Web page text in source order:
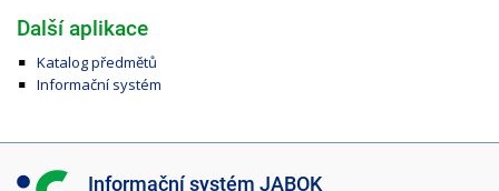
Další aplikace
Katalog předmětů
Informační systém
I Informační systém JABOK